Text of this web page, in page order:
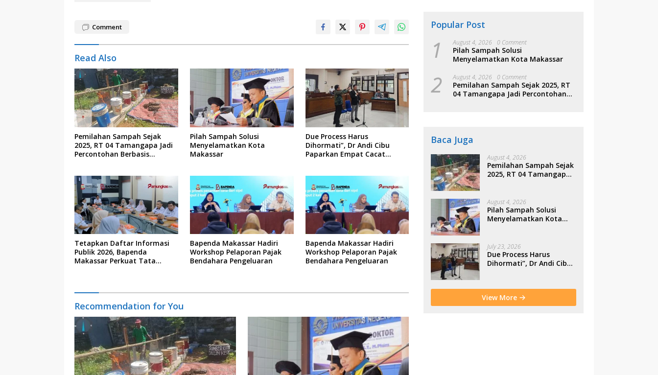
Comment
Read Also
Pemilahan Sampah Sejak
2025, RT 04 Tamangapa Jadi
Percontohan Berbasis
Pilah Sampah Solusi
Menyelamatkan Kota
Makassar
Due Process Harus
Dihormati”, Dr Andi Cibu
Paparkan Empat Cacat
Tetapkan Daftar Informasi
Publik 2026, Bapenda
Makassar Perkuat Tata
Bapenda Makassar Hadiri
Workshop Pelaporan Pajak
Bendahara Pengeluaran
Bapenda Makassar Hadiri
Workshop Pelaporan Pajak
Bendahara Pengeluaran
Recommendation for You
Popular Post
1 August 4, 2026 0 Comment
Pilah Sampah Solusi
Menyelamatkan Kota Makassar
2 August 4, 2026 0 Comment
Pemilahan Sampah Sejak 2025, RT
04 Tamangapa Jadi Percontohan
Baca Juga
August 4, 2026
Pemilahan Sampah Sejak
2025, RT 04 Tamangapa
Warga
August 4, 2026
Pilah Sampah Solusi
Menyelamatkan Kota
July 23, 2026
Due Process Harus
Dihormati”, Dr Andi Cibu
Morowali
View More